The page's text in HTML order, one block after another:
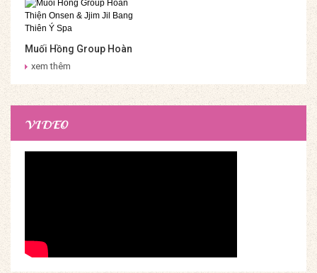
Muối Hồng Group Hoàn
Thiện Onsen & Jjim Jil
xem thêm
VIDEO